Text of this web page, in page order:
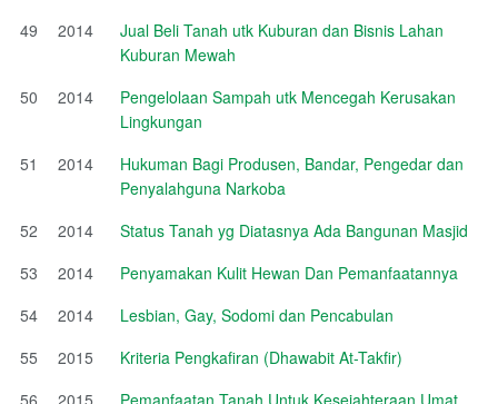
49
2014
Jual Beli Tanah utk Kuburan dan Bisnis Lahan
Kuburan Mewah
50
2014
Pengelolaan Sampah utk Mencegah Kerusakan
Lingkungan
51
2014
Hukuman Bagi Produsen, Bandar, Pengedar dan
Penyalahguna Narkoba
52
2014
Status Tanah yg Diatasnya Ada Bangunan Masjid
53
2014
Penyamakan Kulit Hewan Dan Pemanfaatannya
54
2014
Lesbian, Gay, Sodomi dan Pencabulan
55
2015
Kriteria Pengkafiran (Dhawabit At-Takfir)
56
2015
Pemanfaatan Tanah Untuk Kesejahteraan Umat